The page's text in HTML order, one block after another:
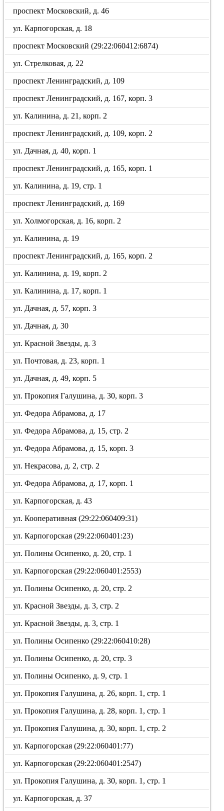
проспект Московский, д. 46
ул. Карпогорская, д. 18
проспект Московский (29:22:060412:6874)
ул. Стрелковая, д. 22
проспект Ленинградский, д. 109
проспект Ленинградский, д. 167, корп. 3
ул. Калинина, д. 21, корп. 2
проспект Ленинградский, д. 109, корп. 2
ул. Дачная, д. 40, корп. 1
проспект Ленинградский, д. 165, корп. 1
ул. Калинина, д. 19, стр. 1
проспект Ленинградский, д. 169
ул. Холмогорская, д. 16, корп. 2
ул. Калинина, д. 19
проспект Ленинградский, д. 165, корп. 2
ул. Калинина, д. 19, корп. 2
ул. Калинина, д. 17, корп. 1
ул. Дачная, д. 57, корп. 3
ул. Дачная, д. 30
ул. Красной Звезды, д. 3
ул. Почтовая, д. 23, корп. 1
ул. Дачная, д. 49, корп. 5
ул. Прокопия Галушина, д. 30, корп. 3
ул. Федора Абрамова, д. 17
ул. Федора Абрамова, д. 15, стр. 2
ул. Федора Абрамова, д. 15, корп. 3
ул. Некрасова, д. 2, стр. 2
ул. Федора Абрамова, д. 17, корп. 1
ул. Карпогорская, д. 43
ул. Кооперативная (29:22:060409:31)
ул. Карпогорская (29:22:060401:23)
ул. Полины Осипенко, д. 20, стр. 1
ул. Карпогорская (29:22:060401:2553)
ул. Полины Осипенко, д. 20, стр. 2
ул. Красной Звезды, д. 3, стр. 2
ул. Красной Звезды, д. 3, стр. 1
ул. Полины Осипенко (29:22:060410:28)
ул. Полины Осипенко, д. 20, стр. 3
ул. Полины Осипенко, д. 9, стр. 1
ул. Прокопия Галушина, д. 26, корп. 1, стр. 1
ул. Прокопия Галушина, д. 28, корп. 1, стр. 1
ул. Прокопия Галушина, д. 30, корп. 1, стр. 2
ул. Карпогорская (29:22:060401:77)
ул. Карпогорская (29:22:060401:2547)
ул. Прокопия Галушина, д. 30, корп. 1, стр. 1
ул. Карпогорская, д. 37